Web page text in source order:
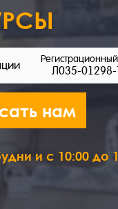
Л035-
нам
и с 10:00 до